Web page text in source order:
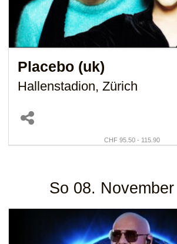
Placebo (uk)
Hallenstadion, Zürich
CHF 95.50 - 115.90
So 08.